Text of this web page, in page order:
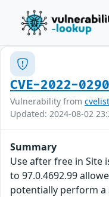
CVE-2022-
Vulnerability from
Updated: 2024-08-02
Summary
Use after free in Site
to 97.0.4692.99
potentially perform a